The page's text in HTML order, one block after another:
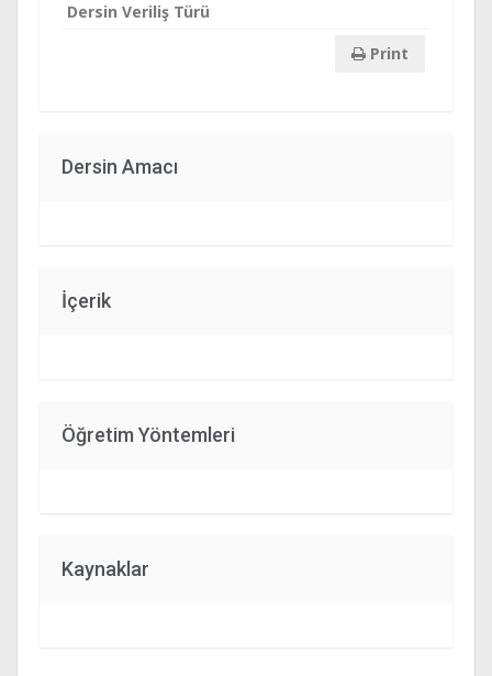
Dersin Veriliş Türü
Print
Dersin Amacı
İçerik
Öğretim Yöntemleri
Kaynaklar